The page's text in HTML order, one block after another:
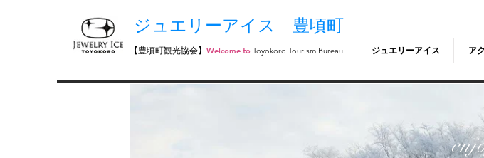
ジュエリーアイス 豊頃町
【豊頃町観光協会】 Welcome to ​Toyokoro Tourism Bureau ジュエリーアイス ア